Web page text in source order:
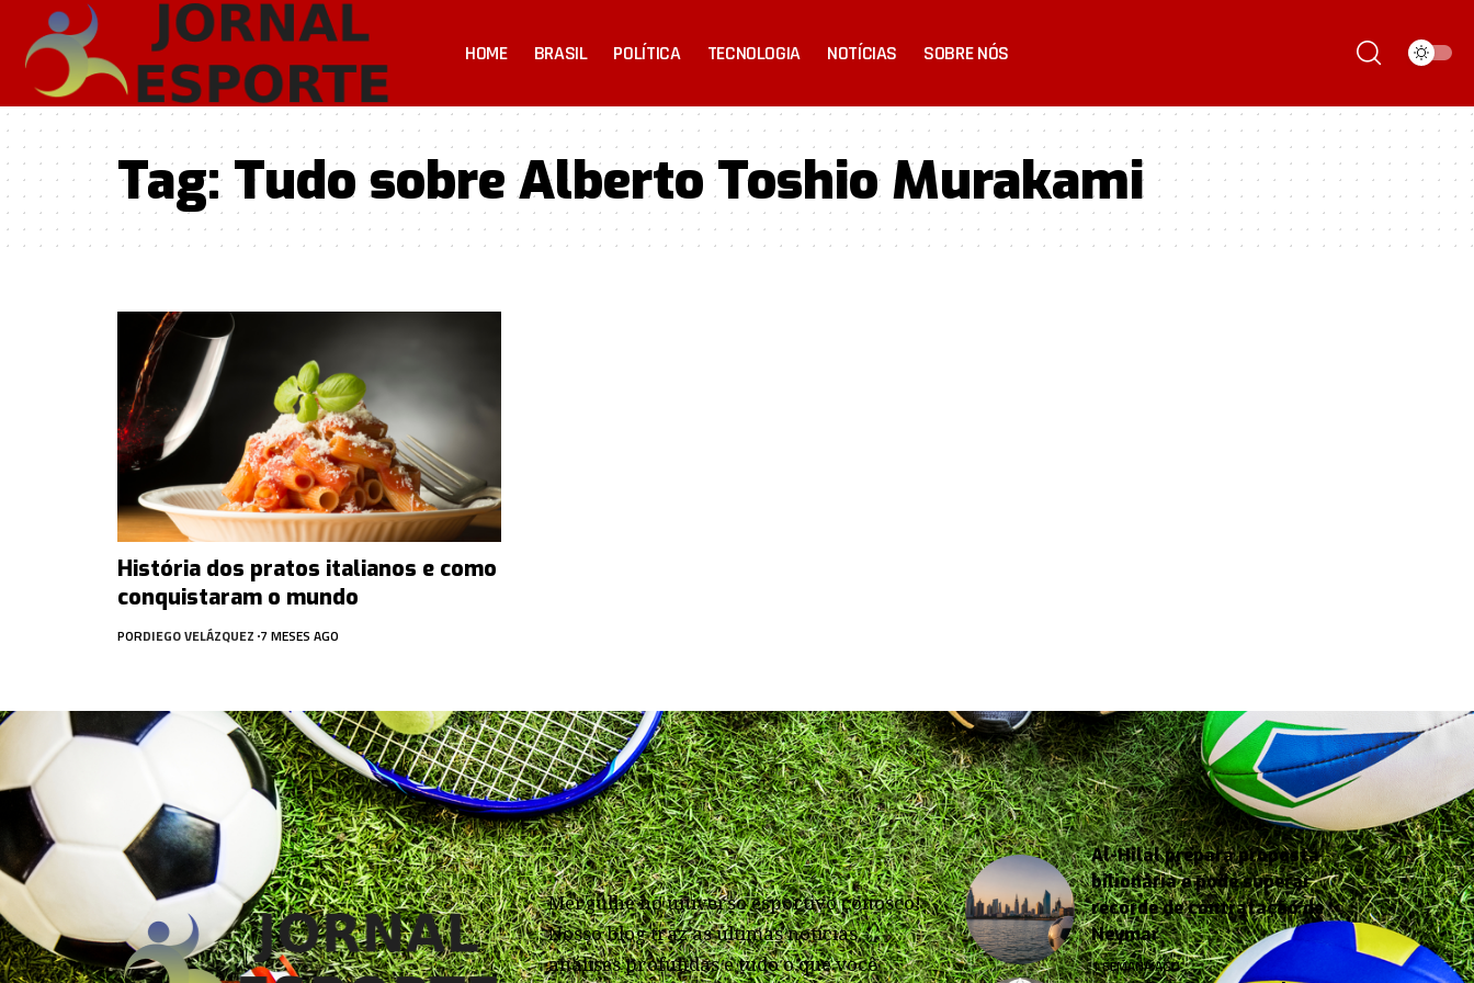
HOME BRASIL POLÍTICA TECNOLOGIA NOTÍCIAS SOBRE NÓS
Tag:Tudo sobre Alberto Toshio Murakami
História dos pratos italianos e como
conquistaram o mundo
PORDIEGO VELÁZQUEZ 7 MESES AGO
Mergulhe no universo esportivo conosco!
Nosso blog traz as últimas notícias,
análises profundas e tudo o que você
Al-Hilal prepara proposta
bilionária e pode superar
recorde de contratação de
Neymar
1 SEMANA AGO